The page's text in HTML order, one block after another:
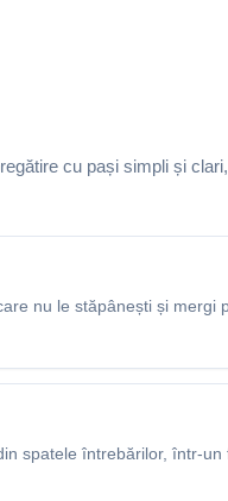
cu pași simpli și clari,
nu le stăpânești și mergi
spatele întrebărilor, într-un